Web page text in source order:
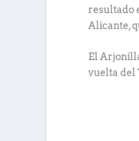
resultado
Alicante,
El
vuelta del